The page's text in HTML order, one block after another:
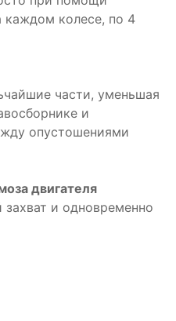
каждом колесе, по 4
части, уменьшая
и
опустошениями
двигателя
захват и одновременно